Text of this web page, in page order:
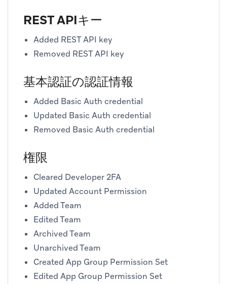
REST APIキー
Added REST API key
Removed REST API key
基本認証の認証情報
Added Basic Auth credential
Updated Basic Auth credential
Removed Basic Auth credential
権限
Cleared Developer 2FA
Updated Account Permission
Added Team
Edited Team
Archived Team
Unarchived Team
Created App Group Permission Set
Edited App Group Permission Set